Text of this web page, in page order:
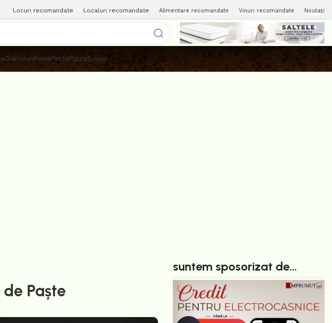
Locuri recomandate Localuri recomandate Alimentare recomandate Vinuri recomandate Noutați
GarnituriPainePastePizzaSosuri
Paște
suntem sposorizat de...